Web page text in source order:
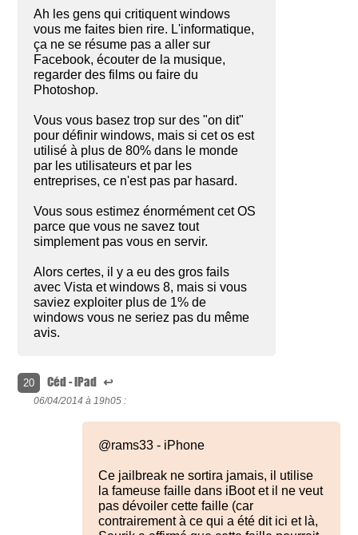
Ah les gens qui critiquent windows
vous me faites bien rire. L'informatique,
ça ne se résume pas a aller sur
Facebook, écouter de la musique,
regarder des films ou faire du
Photoshop.
Vous vous basez trop sur des "on dit"
pour définir windows, mais si cet os est
utilisé à plus de 80% dans le monde
par les utilisateurs et par les
entreprises, ce n'est pas par hasard.
Vous sous estimez énormément cet OS
parce que vous ne savez tout
simplement pas vous en servir.
Alors certes, il y a eu des gros fails
avec Vista et windows 8, mais si vous
saviez exploiter plus de 1% de
windows vous ne seriez pas du même
avis.
20 Céd - iPad ↩
06/04/2014 à 19h05 :
@rams33 - iPhone
Ce jailbreak ne sortira jamais, il utilise
la fameuse faille dans iBoot et il ne veut
pas dévoiler cette faille (car
contrairement à ce qui a été dit ici et là,